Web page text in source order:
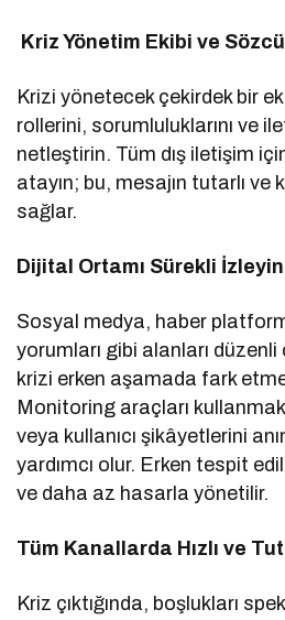
Kriz Yönetim Ekibi ve
Krizi yönetecek çekirdek bir
rollerini, sorumluluklarını ve
netleştirin. Tüm dış iletişim
atayın; bu, mesajın tutarlı ve
sağlar.
Dijital Ortamı Sürekli İzleyin
Sosyal medya, haber
yorumları gibi alanları
krizi erken aşamada fark
Monitoring araçları
veya kullanıcı şikâyetlerini
yardımcı olur. Erken tespit
ve daha az hasarla yönetilir.
Tüm Kanallarda Hızlı ve
Kriz çıktığında, boşlukları